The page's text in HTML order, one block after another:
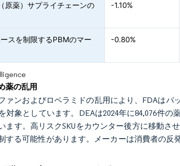
原薬）サプライチェーンの
-1.10%
スを制限するPBMのマー
-0.80%
薬の乱用
ァンおよびロペラミドの乱用により、FDAは
対象としています。DEAは2024年に84,076件
ます。高リスクSKUをカウンター後方に移動
する可能性があります。メーカーは消費者の